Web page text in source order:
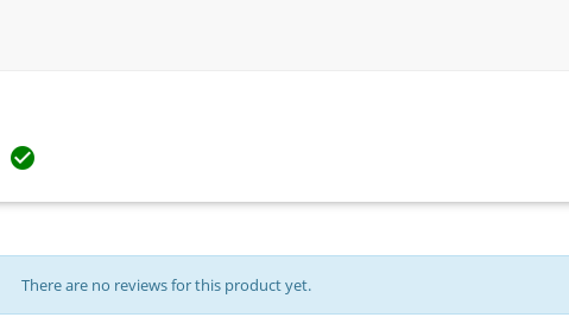

There are no reviews for this product yet.